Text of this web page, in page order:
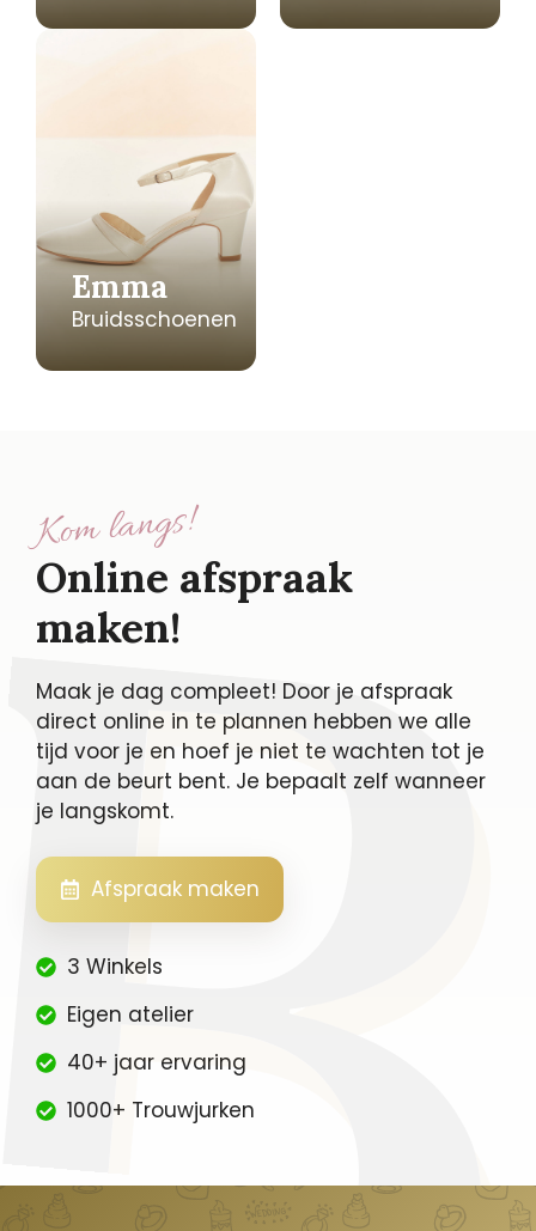
Emma
Bruidsschoenen
Kom langs!
Online afspraak
maken!
Maak je dag compleet! Door je afspraak
direct online in te plannen hebben we alle
tijd voor je en hoef je niet te wachten tot je
aan de beurt bent. Je bepaalt zelf wanneer
je langskomt.
Afspraak maken
3 Winkels
Eigen atelier
40+ jaar ervaring
1000+ Trouwjurken